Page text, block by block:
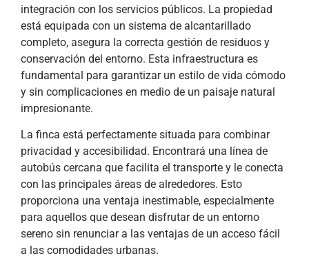
integración con los servicios públicos. La propiedad
está equipada con un sistema de alcantarillado
completo, asegura la correcta gestión de residuos y
conservación del entorno. Esta infraestructura es
fundamental para garantizar un estilo de vida cómodo
y sin complicaciones en medio de un paisaje natural
impresionante.
La finca está perfectamente situada para combinar
privacidad y accesibilidad. Encontrará una línea de
autobús cercana que facilita el transporte y le conecta
con las principales áreas de alrededores. Esto
proporciona una ventaja inestimable, especialmente
para aquellos que desean disfrutar de un entorno
sereno sin renunciar a las ventajas de un acceso fácil
a las comodidades urbanas.